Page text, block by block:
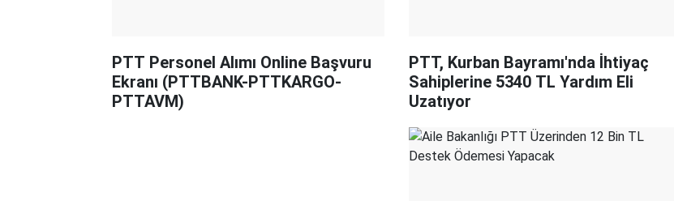
PTT Personel Alımı Online Başvuru
Ekranı (PTTBANK-PTTKARGO-
PTTAVM)
PTT, Kurban Bayramı'nda İhtiyaç
Sahiplerine 5340 TL Yardım Eli
Uzatıyor